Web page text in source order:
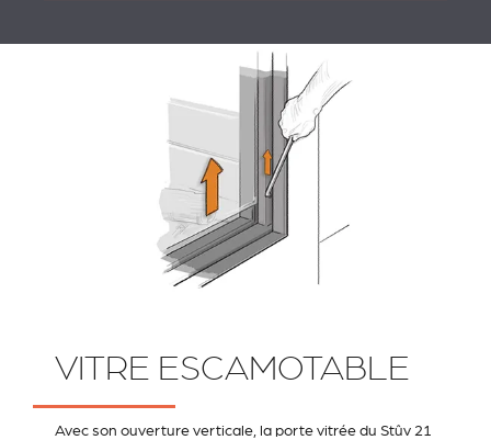
VITRE ESCAMOTABLE
Avec son ouverture verticale, la porte vitrée du Stûv 21